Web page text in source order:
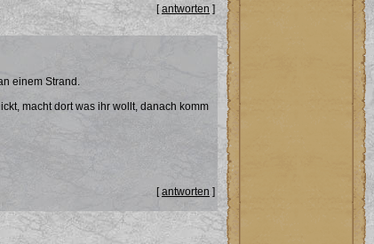
[antworten ]
einem Strand.
macht dort was ihr wollt, danach komm
[antworten ]